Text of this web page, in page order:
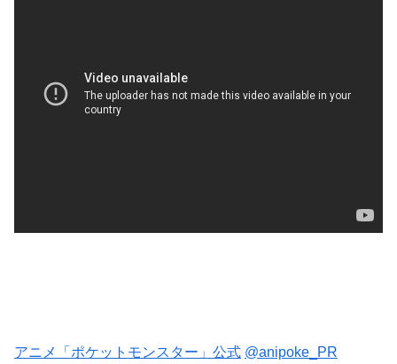
アニメ「ポケットモンスター」公式 @anipoke_PR